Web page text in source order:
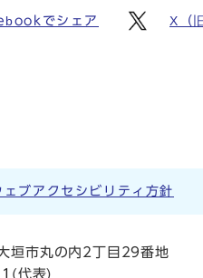
でシェア X（
ェブアクセシビリティ方針
垣市丸の内2丁目29番地
(代表)